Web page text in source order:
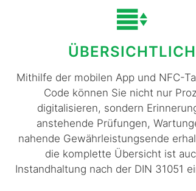
ÜBERSICHTLICH
Mithilfe der mobilen App und NFC-
Code können Sie nicht nur
digitalisieren, sondern
anstehende Prüfungen,
nahende Gewährleistungsende
die komplette Übersicht ist
Instandhaltung nach der DIN 31051